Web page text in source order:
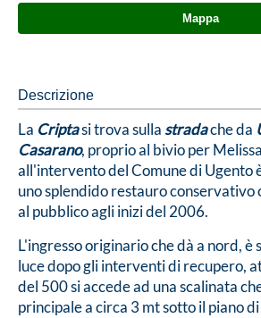
Mappa
Descrizione
La Criptasi trova sullastradache da
Casarano, proprio al bivio per
all'intervento del Comune di Ugento
uno splendido restauro conservativo
al pubblico agli inizi del 2006.
L'ingresso originario che dà a nord,
luce dopo gli interventi di recupero,
del 500 si accede ad una scalinata
principale a circa 3 mt sotto il piano